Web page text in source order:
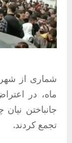
ماه، در
تجمع کردند.